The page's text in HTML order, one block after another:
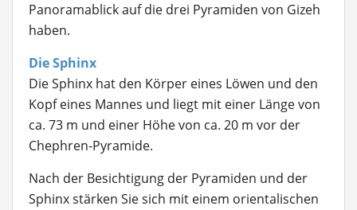
Panoramablick auf die drei Pyramiden von Gizeh
haben.
Die Sphinx
Die Sphinx hat den Körper eines Löwen und den
Kopf eines Mannes und liegt mit einer Länge von
ca. 73 m und einer Höhe von ca. 20 m vor der
Chephren-Pyramide.
Nach der Besichtigung der Pyramiden und der
Sphinx stärken Sie sich mit einem orientalischen